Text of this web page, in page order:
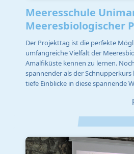
Meeresschule
Meeresbiologischer
Der Projekttag ist die perfekte
umfangreiche Vielfalt der
Amalfiküste kennen zu lernen.
spannender als der
tiefe Einblicke in diese spannende